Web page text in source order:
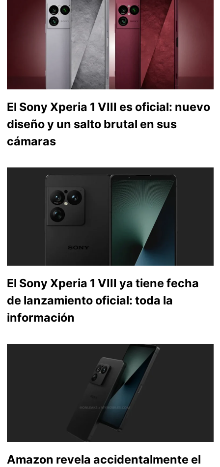
El Sony Xperia 1 VIII es oficial: nuevo
diseño y un salto brutal en sus
cámaras
El Sony Xperia 1 VIII ya tiene fecha
de lanzamiento oficial: toda la
información
Amazon revela accidentalmente el